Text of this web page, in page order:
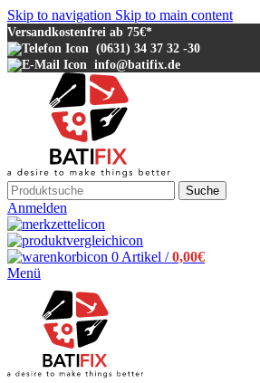
Skip to navigation Skip to main content
Versandkostenfrei ab 75€*
(0631) 34 37 32 -30
info@batifix.de
Suche
Anmelden
0 Artikel / 0,00€
Menü